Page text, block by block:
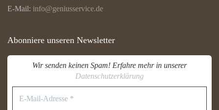
E-Mail: info@geniusservice.de
Abonniere unseren Newsletter
Wir senden keinen Spam! Erfahre mehr in unserer
Datenschutzerklärung